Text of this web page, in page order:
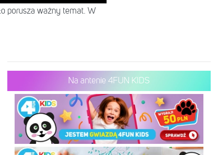
porusza ważny temat. W
Na antenie 4FUN KIDS